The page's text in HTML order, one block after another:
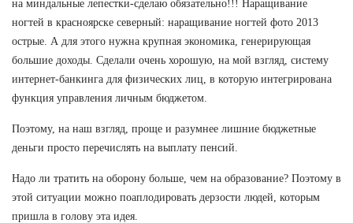
на миндальные лепестки-сделаю обязательно!!! Наращивание
ногтей в красноярске северный: наращивание ногтей фото 2013
острые. А для этого нужна крупная экономика, генерирующая
большие доходы. Сделали очень хорошую, на мой взгляд, систему
интернет-банкинга для физических лиц, в которую интегрирована
функция управления личным бюджетом.
Поэтому, на наш взгляд, проще и разумнее лишние бюджетные
деньги просто перечислять на выплату пенсий.
Надо ли тратить на оборону больше, чем на образование? Поэтому в
этой ситуации можно поаплодировать дерзости людей, которым
пришла в голову эта идея.